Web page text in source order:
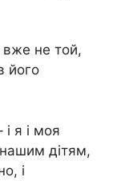
вже не той,
його
і я і моя
дітям,
і